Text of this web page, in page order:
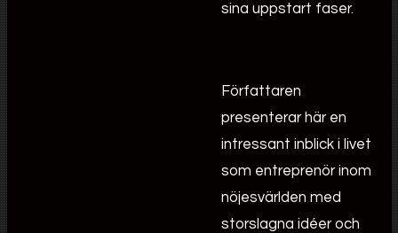
sina uppstart faser.
Författaren
presenterar här en
intressant inblick i livet
som entreprenör inom
nöjesvärlden med
storslagna idéer och